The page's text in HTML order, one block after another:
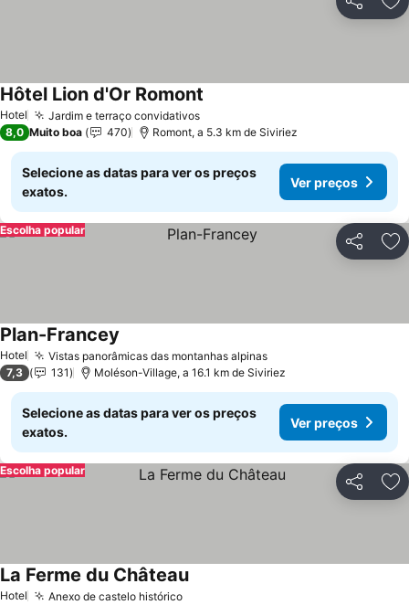
Partilhar
Hotel Jardim e terraço convidativos
Hôtel Lion d'Or Romont
8,0 Muito boa 470 Romont, a 5.3 km de Siviriez
Selecione as datas para ver os preços
exatos.
Ver preços
Partilhar
Escolha popular
Hotel Vistas panorâmicas das montanhas alpinas
Plan-Francey
7,3 131 Moléson-Village, a 16.1 km de Siviriez
Selecione as datas para ver os preços
exatos.
Ver preços
Partilhar
Escolha popular
Hotel Anexo de castelo histórico
La Ferme du Château